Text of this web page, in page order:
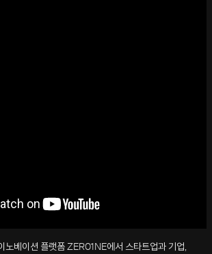
베이션 플랫폼 ZER01NE에서 스타트업과 기업,